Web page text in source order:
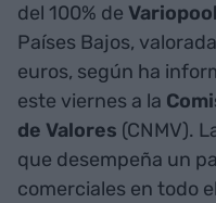
del 100% de Variopool
Países Bajos,
euros, según ha
este viernes a la
de Valores (CNMV).
que desempeña un
comerciales en todo